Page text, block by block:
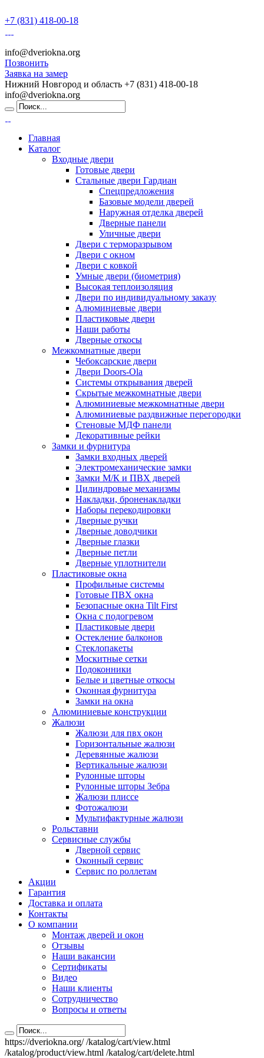
+7 (831) 418-00-18
info@dveriokna.org
Позвонить
Заявка на замер
Нижний Новгород и область +7 (831) 418-00-18
info@dveriokna.org
Главная
Каталог
Входные двери
Готовые двери
Стальные двери Гардиан
Спецпредложения
Базовые модели дверей
Наружная отделка дверей
Дверные панели
Уличные двери
Двери с терморазрывом
Двери с окном
Двери с ковкой
Умные двери (биометрия)
Высокая теплоизоляция
Двери по индивидуальному заказу
Алюминиевые двери
Пластиковые двери
Наши работы
Дверные откосы
Межкомнатные двери
Чебоксарские двери
Двери Doors-Ola
Системы открывания дверей
Скрытые межкомнатные двери
Алюминиевые межкомнатные двери
Алюминиевые раздвижные перегородки
Стеновые МДФ панели
Декоративные рейки
Замки и фурнитура
Замки входных дверей
Электромеханические замки
Замки М/К и ПВХ дверей
Цилиндровые механизмы
Накладки, броненакладки
Наборы перекодировки
Дверные ручки
Дверные доводчики
Дверные глазки
Дверные петли
Дверные уплотнители
Пластиковые окна
Профильные системы
Готовые ПВХ окна
Безопасные окна Tilt First
Окна с подогревом
Пластиковые двери
Остекление балконов
Стеклопакеты
Москитные сетки
Подоконники
Белые и цветные откосы
Оконная фурнитура
Замки на окна
Алюминиевые конструкции
Жалюзи
Жалюзи для пвх окон
Горизонтальные жалюзи
Деревянные жалюзи
Вертикальные жалюзи
Рулонные шторы
Рулонные шторы Зебра
Жалюзи плиссе
Фотожалюзи
Мультифактурные жалюзи
Рольставни
Сервисные службы
Дверной сервис
Оконный сервис
Сервис по роллетам
Акции
Гарантия
Доставка и оплата
Контакты
О компании
Монтаж дверей и окон
Отзывы
Наши вакансии
Сертификаты
Видео
Наши клиенты
Сотрудничество
Вопросы и ответы
https://dveriokna.org/ /katalog/cart/view.html
/katalog/product/view.html /katalog/cart/delete.html